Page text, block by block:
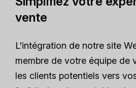
vente
L'intégration de notre site
membre de votre équipe de
les clients potentiels vers